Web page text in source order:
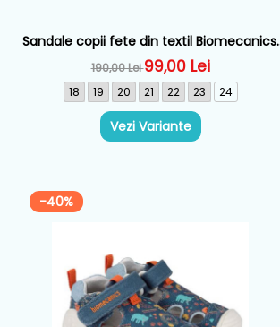
Sandale copii fete din textil Biomecanics,
Roz - 252181-B032
190,00 Lei99,00 Lei
18 19 20 21 22 23 24
Vezi Variante
-40%